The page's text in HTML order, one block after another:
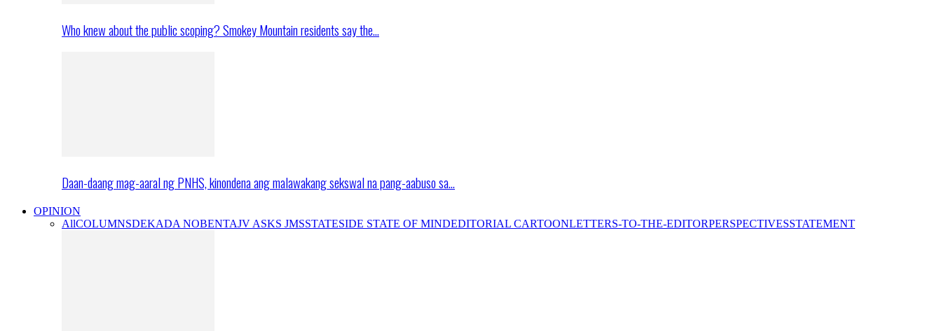
Who knew about the public scoping? Smokey Mountain residents say the…
Daan-daang mag-aaral ng PNHS, kinondena ang malawakang sekswal na pang-aabuso sa…
OPINION
AllCOLUMNSDEKADA NOBENTAJV ASKS JMSSTATESIDE STATE OF MINDEDITORIAL CARTOONLETTERS-TO-THE-EDITORPERSPECTIVESSTATEMENT